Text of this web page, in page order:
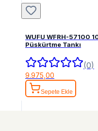
WUFU WFRH-57100
Püskürtme Tankı
(0)
9.975,00
Sepete Ekle